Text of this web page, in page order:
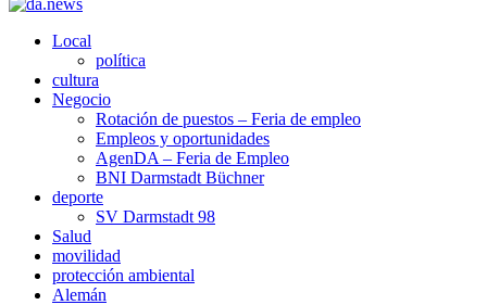
Local
política
cultura
Negocio
Rotación de puestos – Feria de empleo
Empleos y oportunidades
AgenDA – Feria de Empleo
BNI Darmstadt Büchner
deporte
SV Darmstadt 98
Salud
movilidad
protección ambiental
Alemán